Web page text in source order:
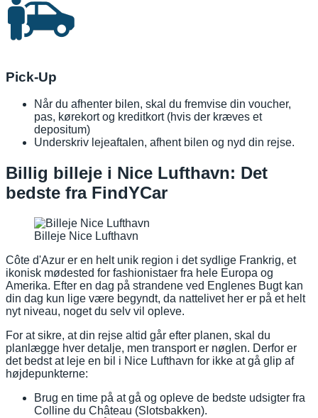
Pick-Up
Når du afhenter bilen, skal du fremvise din voucher,
pas, kørekort og kreditkort (hvis der kræves et
depositum)
Underskriv lejeaftalen, afhent bilen og nyd din rejse.
Billig billeje i Nice Lufthavn: Det
bedste fra FindYCar
Billeje Nice Lufthavn
Côte d'Azur er en helt unik region i det sydlige Frankrig, et
ikonisk mødested for fashionistaer fra hele Europa og
Amerika. Efter en dag på strandene ved Englenes Bugt kan
din dag kun lige være begyndt, da nattelivet her er på et helt
nyt niveau, noget du selv vil opleve.
For at sikre, at din rejse altid går efter planen, skal du
planlægge hver detalje, men transport er nøglen. Derfor er
det bedst at leje en bil i Nice Lufthavn for ikke at gå glip af
højdepunkterne:
Brug en time på at gå og opleve de bedste udsigter fra
Colline du Château (Slotsbakken).